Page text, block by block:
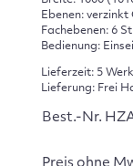
Ebenen:
Fachebenen: 6
Bedienung:
Lieferzeit: 5
Lieferung: Frei
Best.-Nr.